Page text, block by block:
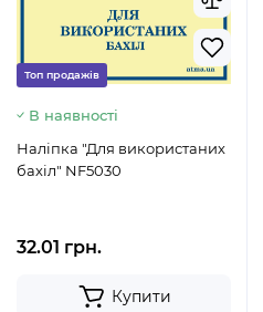
Топ продажів
В наявності
Наліпка "Для використаних
бахіл" NF5030
32.01 грн.
Купити